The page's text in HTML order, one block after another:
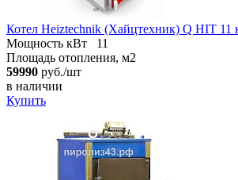
Котел Heiztechnik (Хайцтехник) Q HIT 11
Мощность кВт
11
Площадь отопления, м2
59990 руб./шт
в наличии
Купить